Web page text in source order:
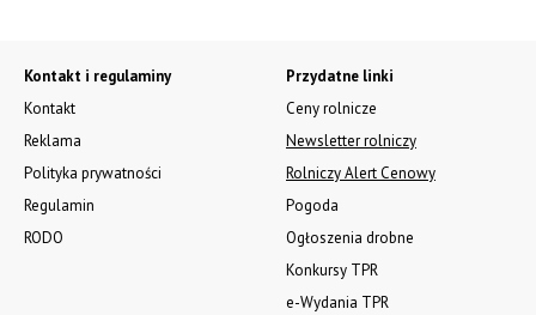
Kontakt i regulaminy
Kontakt
Reklama
Polityka prywatności
Regulamin
RODO
Przydatne linki
Ceny rolnicze
Newsletter rolniczy
Rolniczy Alert Cenowy
Pogoda
Ogłoszenia drobne
Konkursy TPR
e-Wydania TPR